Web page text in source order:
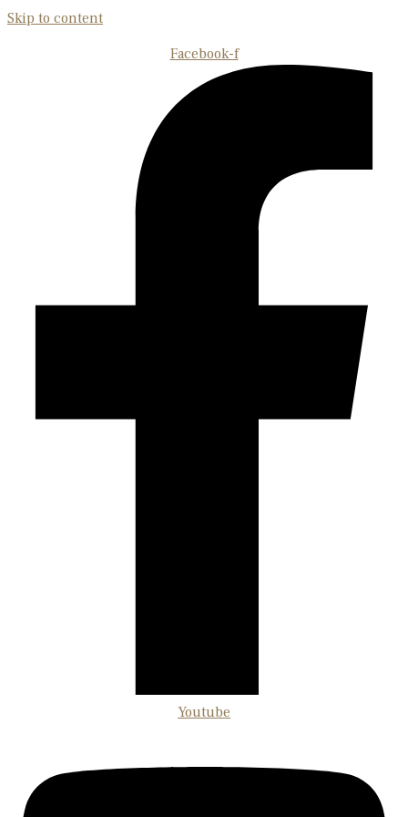
Skip to content
Facebook-f
Youtube